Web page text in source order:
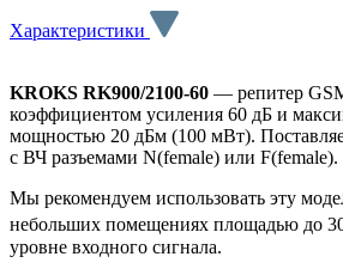
Характеристики
KROKS RK900/2100-60 — репитер
коэффициентом усиления 60 дБ и
мощностью 20 дБм (100 мВт).
с ВЧ разъемами N(female) или F(female).
Мы рекомендуем использовать эту
небольших помещениях площадью до
уровне входного сигнала.